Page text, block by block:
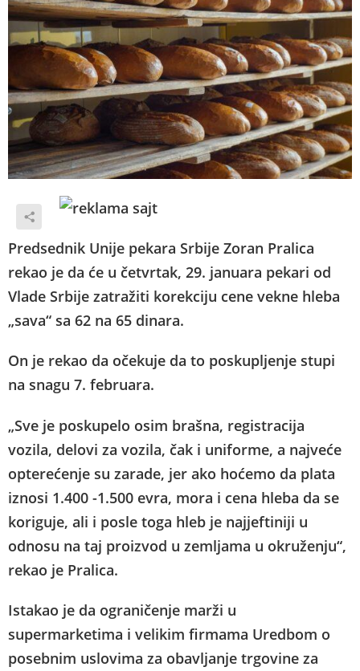
Predsednik Unije pekara Srbije Zoran Pralica
rekao je da će u četvrtak, 29. januara pekari od
Vlade Srbije zatražiti korekciju cene vekne hleba
„sava“ sa 62 na 65 dinara.
On je rekao da očekuje da to poskupljenje stupi
na snagu 7. februara.
„Sve je poskupelo osim brašna, registracija
vozila, delovi za vozila, čak i uniforme, a najveće
opterećenje su zarade, jer ako hoćemo da plata
iznosi 1.400 -1.500 evra, mora i cena hleba da se
koriguje, ali i posle toga hleb je najjeftiniji u
odnosu na taj proizvod u zemljama u okruženju“,
rekao je Pralica.
Istakao je da ograničenje marži u
supermarketima i velikim firmama Uredbom o
posebnim uslovima za obavljanje trgovine za